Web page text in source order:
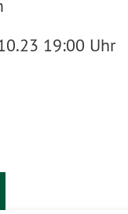
19:00 Uhr